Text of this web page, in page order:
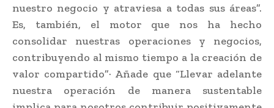
nuestro negocio y atraviesa a todas sus áreas”.
Es, también, el motor que nos ha hecho
consolidar nuestras operaciones y negocios,
contribuyendo al mismo tiempo a la creación de
valor compartido”· Añade que “Llevar adelante
nuestra operación de manera sustentable